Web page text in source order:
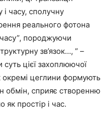
і часу, сполучну
реального фотона
породжуючи
зв’язок…, ” –
цієї захоплюючої
окремі цеглини формують
обмін, сприяє створенню
простір і час.